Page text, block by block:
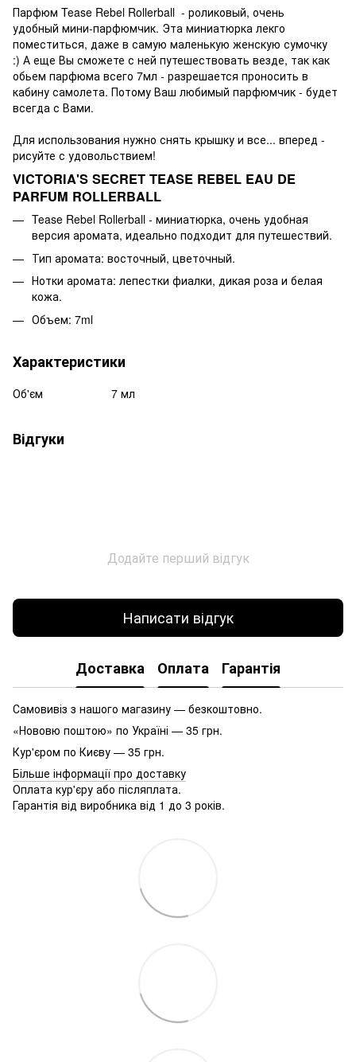
Парфюм Tease Rebel Rollerball - роликовый, очень
удобный мини-парфюмчик. Эта миниатюрка лекго
поместиться, даже в самую маленькую женскую сумочку
:) А еще Вы сможете с ней путешествовать везде, так как
обьем парфюма всего 7мл - разрешается проносить в
кабину самолета. Потому Ваш любимый парфюмчик - будет
всегда с Вами.
Для использования нужно снять крышку и все... вперед -
рисуйте с удовольствием!
VICTORIA'S SECRET TEASE REBEL EAU DE
PARFUM ROLLERBALL
Tease Rebel Rollerball - миниатюрка, очень удобная
версия аромата, идеально подходит для путешествий.
Тип аромата: восточный, цветочный.
Нотки аромата: лепестки фиалки, дикая роза и белая
кожа.
Объем: 7ml
Характеристики
Об'єм 7 мл
Відгуки
Додайте перший відгук
Написати відгук
Доставка Оплата Гарантія
Самовивіз з нашого магазину — безкоштовно.
«Нововю поштою» по Україні — 35 грн.
Кур'єром по Києву — 35 грн.
Більше інформації про доставку
Оплата кур'єру або післяплата.
Гарантія від виробника від 1 до 3 років.